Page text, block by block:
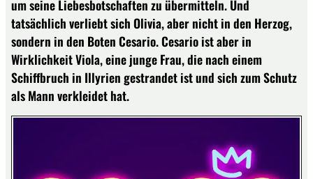
um seine Liebesbotschaften zu übermitteln. Und
tatsächlich verliebt sich Olivia, aber nicht in den Herzog,
sondern in den Boten Cesario. Cesario ist aber in
Wirklichkeit Viola, eine junge Frau, die nach einem
Schiffbruch in Illyrien gestrandet ist und sich zum Schutz
als Mann verkleidet hat.